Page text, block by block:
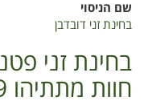
שם הניסוי
בחינת זני דובדבן
בחינת זני
חוות מתתיהו 2019